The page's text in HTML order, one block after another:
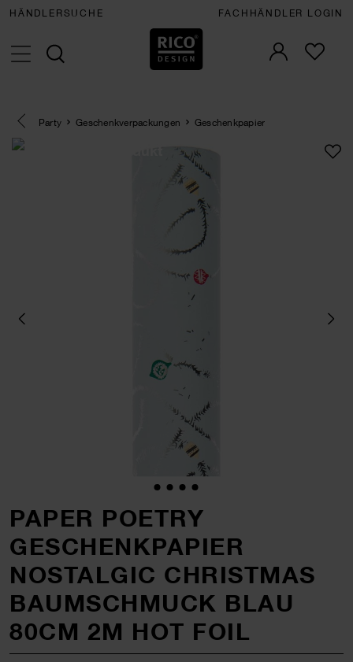
HÄNDLERSUCHE FACHHÄNDLER LOGIN
Eine Kategorie zurück navigieren
Party Geschenkverpackungen Geschenkpapier
PAPER POETRY
GESCHENKPAPIER
NOSTALGIC CHRISTMAS
BAUMSCHMUCK BLAU
80CM 2M HOT FOIL